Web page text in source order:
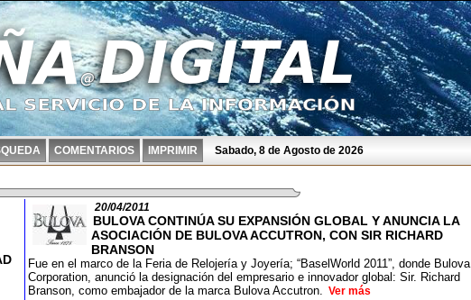
COMENTARIOS IMPRIMIR Sabado, 8 de Agosto de 2026
20/04/2011
BULOVA CONTINÚA SU EXPANSIÓN GLOBAL Y ANUNCIA LA
ASOCIACIÓN DE BULOVA ACCUTRON, CON SIR RICHARD
BRANSON
Fue en el marco de la Feria de Relojería y Joyería; “BaselWorld 2011”, donde Bulova
Corporation, anunció la designación del empresario e innovador global: Sir. Richard
Branson, como embajador de la marca Bulova Accutron. Ver más